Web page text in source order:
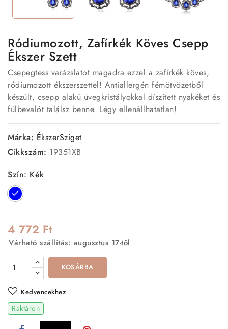
Ródiumozott, Zafírkék Köves Csepp
Ékszer Szett
Csepegtess varázslatot magadra ezzel a zafírkék köves,
ródiumozott ékszerszettel! Antiallergén fémötvözetből
készült, csepp alakú üvegkristályokkal díszített nyakéket és
fülbevalót találsz benne. Légy ellenállhatatlan!
Márka: ÉkszerSziget
Cikkszám: 19351XB
Szín: Kék
Kék
4 772 Ft
Várható szállítás: augusztus 17-től
KOSÁRBA
Kedvencekhez
Raktáron